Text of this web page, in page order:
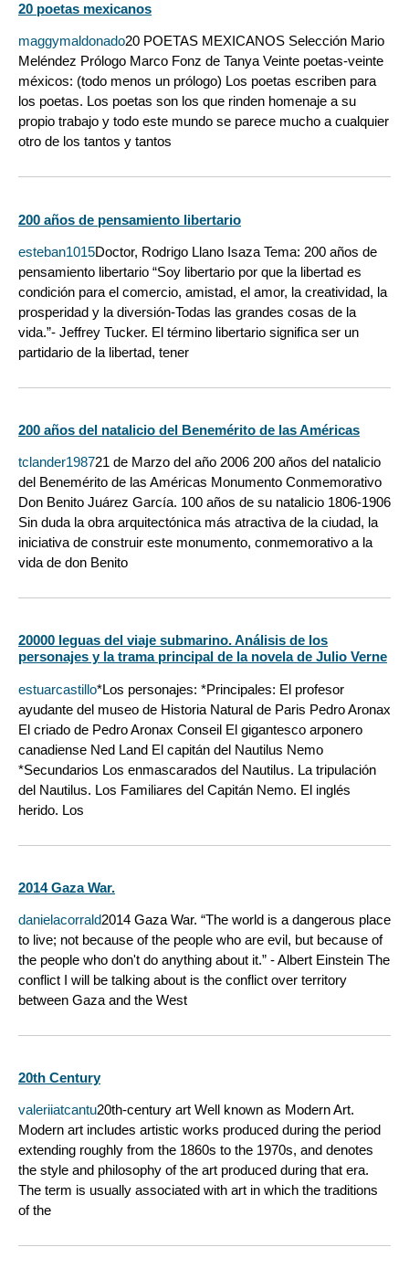
20 poetas mexicanos
maggymaldonado20 POETAS MEXICANOS Selección Mario
Meléndez Prólogo Marco Fonz de Tanya Veinte poetas-veinte
méxicos: (todo menos un prólogo) Los poetas escriben para
los poetas. Los poetas son los que rinden homenaje a su
propio trabajo y todo este mundo se parece mucho a cualquier
otro de los tantos y tantos
200 años de pensamiento libertario
esteban1015Doctor, Rodrigo Llano Isaza Tema: 200 años de
pensamiento libertario “Soy libertario por que la libertad es
condición para el comercio, amistad, el amor, la creatividad, la
prosperidad y la diversión-Todas las grandes cosas de la
vida.”- Jeffrey Tucker. El término libertario significa ser un
partidario de la libertad, tener
200 años del natalicio del Benemérito de las Américas
tclander198721 de Marzo del año 2006 200 años del natalicio
del Benemérito de las Américas Monumento Conmemorativo
Don Benito Juárez García. 100 años de su natalicio 1806-1906
Sin duda la obra arquitectónica más atractiva de la ciudad, la
iniciativa de construir este monumento, conmemorativo a la
vida de don Benito
20000 leguas del viaje submarino. Análisis de los
personajes y la trama principal de la novela de Julio Verne
estuarcastillo*Los personajes: *Principales: El profesor
ayudante del museo de Historia Natural de Paris Pedro Aronax
El criado de Pedro Aronax Conseil El gigantesco arponero
canadiense Ned Land El capitán del Nautilus Nemo
*Secundarios Los enmascarados del Nautilus. La tripulación
del Nautilus. Los Familiares del Capitán Nemo. El inglés
herido. Los
2014 Gaza War.
danielacorrald2014 Gaza War. “The world is a dangerous place
to live; not because of the people who are evil, but because of
the people who don't do anything about it.” - Albert Einstein The
conflict I will be talking about is the conflict over territory
between Gaza and the West
20th Century
valeriiatcantu20th-century art Well known as Modern Art.
Modern art includes artistic works produced during the period
extending roughly from the 1860s to the 1970s, and denotes
the style and philosophy of the art produced during that era.
The term is usually associated with art in which the traditions
of the